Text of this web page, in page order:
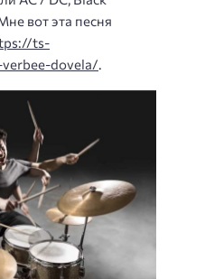
вот эта песня
ts-
dovela/.